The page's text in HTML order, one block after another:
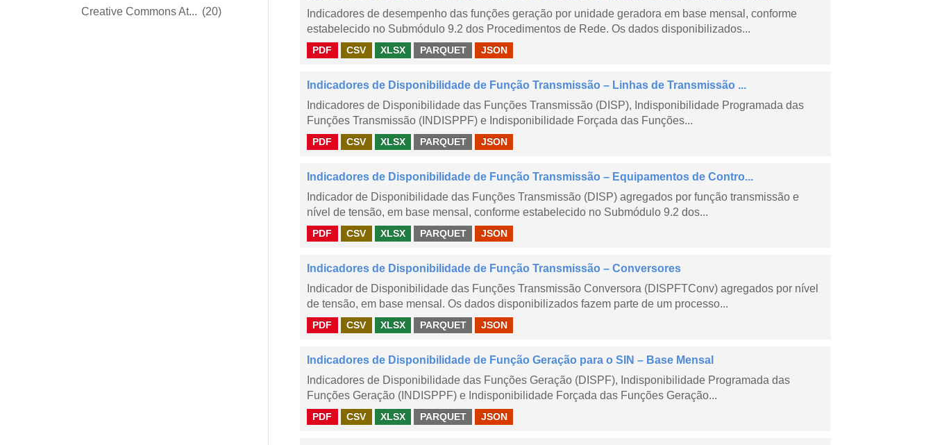
Creative Commons At... (20)
Indicadores de desempenho das funções geração por unidade geradora em base mensal, conforme
estabelecido no Submódulo 9.2 dos Procedimentos de Rede. Os dados disponibilizados...
PDF CSV XLSX PARQUET JSON
Indicadores de Disponibilidade de Função Transmissão – Linhas de Transmissão ...
Indicadores de Disponibilidade das Funções Transmissão (DISP), Indisponibilidade Programada das
Funções Transmissão (INDISPPF) e Indisponibilidade Forçada das Funções...
PDF CSV XLSX PARQUET JSON
Indicadores de Disponibilidade de Função Transmissão – Equipamentos de Contro...
Indicador de Disponibilidade das Funções Transmissão (DISP) agregados por função transmissão e
nível de tensão, em base mensal, conforme estabelecido no Submódulo 9.2 dos...
PDF CSV XLSX PARQUET JSON
Indicadores de Disponibilidade de Função Transmissão – Conversores
Indicador de Disponibilidade das Funções Transmissão Conversora (DISPFTConv) agregados por nível
de tensão, em base mensal. Os dados disponibilizados fazem parte de um processo...
PDF CSV XLSX PARQUET JSON
Indicadores de Disponibilidade de Função Geração para o SIN – Base Mensal
Indicadores de Disponibilidade das Funções Geração (DISPF), Indisponibilidade Programada das
Funções Geração (INDISPPF) e Indisponibilidade Forçada das Funções Geração...
PDF CSV XLSX PARQUET JSON